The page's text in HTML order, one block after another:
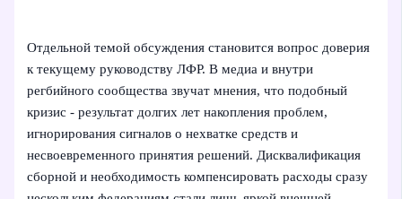
Отдельной темой обсуждения становится вопрос доверия
к текущему руководству ЛФР. В медиа и внутри
регбийного сообщества звучат мнения, что подобный
кризис - результат долгих лет накопления проблем,
игнорирования сигналов о нехватке средств и
несвоевременного принятия решений. Дисквалификация
сборной и необходимость компенсировать расходы сразу